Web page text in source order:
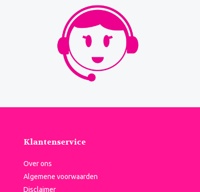
Klantenservice
Over ons
Algemene voorwaarden
Disclaimer